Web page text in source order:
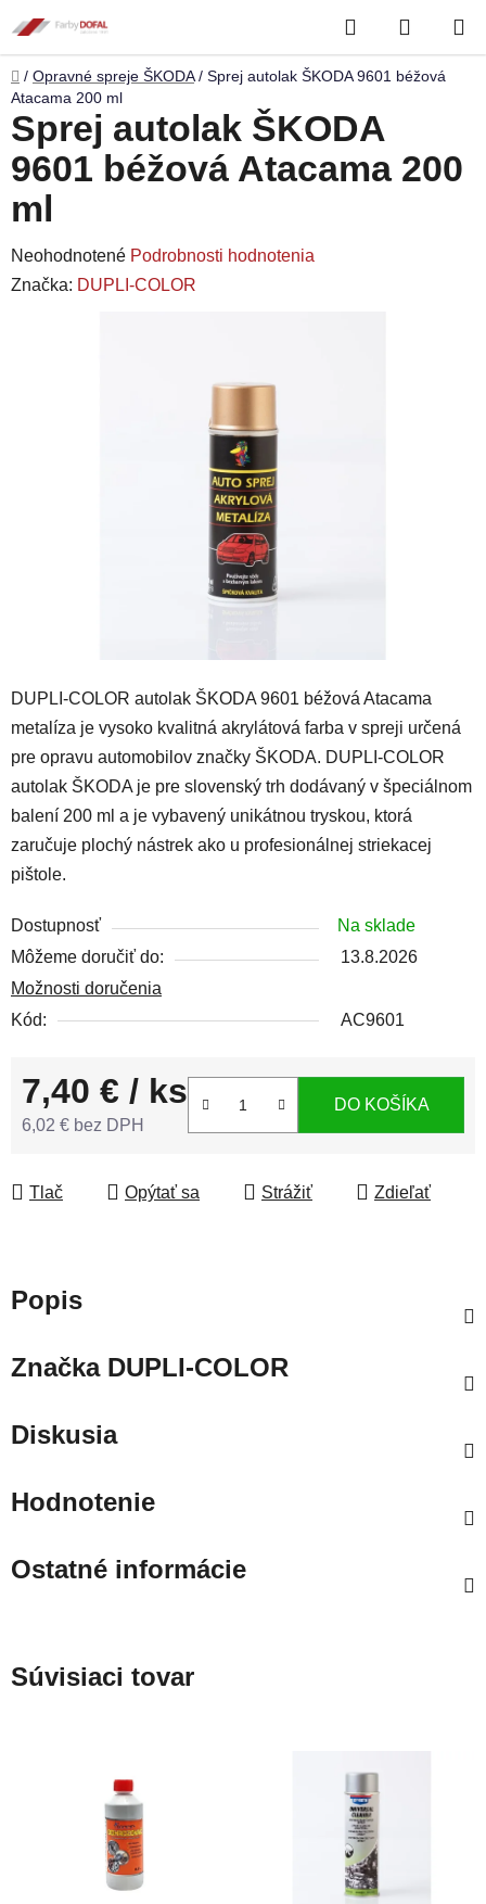
na
obsah
Hľadať
KOŠÍK
Domov
/ Opravné spreje ŠKODA / Sprej autolak ŠKODA 9601 béžová
Atacama 200 ml
DUPLI-COLOR autolak ŠKODA 9601 béžová Atacama
metalíza je vysoko kvalitná akrylátová farba v spreji určená
pre opravu automobilov značky ŠKODA. DUPLI-COLOR
autolak ŠKODA je pre slovenský trh dodávaný v špeciálnom
balení 200 ml a je vybavený unikátnou tryskou, ktorá
zaručuje plochý nástrek ako u profesionálnej striekacej
pištole.
Dostupnosť
Na sklade
Môžeme doručiť do:
13.8.2026
Možnosti doručenia
Kód:
AC9601
7,40 € / ks
6,02 € bez DPH
DO KOŠÍKA
Tlač Opýtať sa Strážiť Zdieľať
Sprej autolak ŠKODA
9601 béžová Atacama 200
ml
Priemerné
hodnotenie
Neohodnotené Podrobnosti hodnotenia
Značka: DUPLI-COLOR
Popis
ZnačkaDUPLI-COLOR
Diskusia
Hodnotenie
Ostatné informácie
Súvisiaci tovar